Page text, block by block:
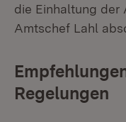
die Einhaltung der
Amtschef Lahl
Regelungen